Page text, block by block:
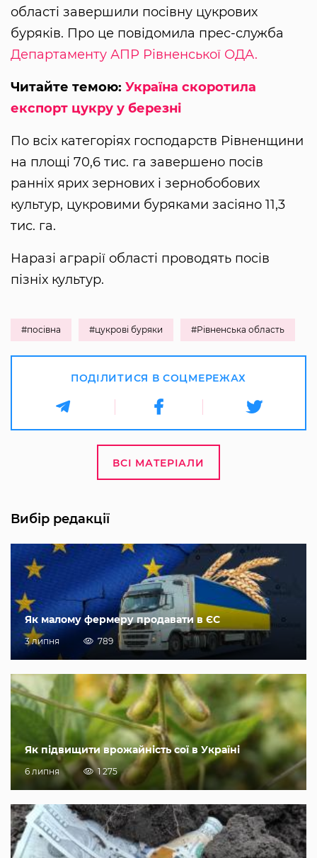
області завершили посівну цукрових
буряків. Про це повідомила прес-служба
Департаменту АПР Рівненської ОДА.
Читайте темою: Україна скоротила
експорт цукру у березні
По всіх категоріях господарств Рівненщини
на площі 70,6 тис. га завершено посів
ранніх ярих зернових і зернобобових
культур, цукровими буряками засіяно 11,3
тис. га.
Наразі аграрії області проводять посів
пізніх культур.
#посівна #цукрові буряки #Рівненська область
ПОДІЛИТИСЯ В СОЦМЕРЕЖАХ
ВСІ МАТЕРІАЛИ
Вибір редакції
Як малому фермеру продавати в ЄС
3 липня 789
Як підвищити врожайність сої в Україні
6 липня 1 275